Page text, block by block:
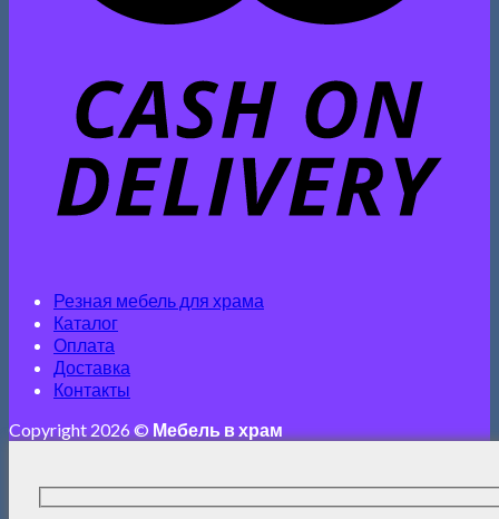
Резная мебель для храма
Каталог
Оплата
Доставка
Контакты
Copyright 2026 © Мебель в храм